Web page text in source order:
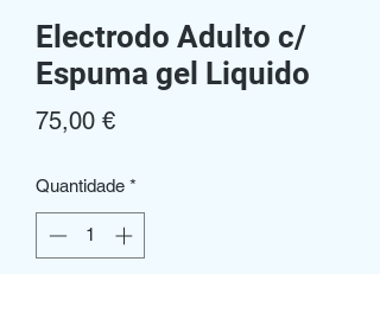
Electrodo Adulto c/
Espuma gel Liquido
75,00 €Preço
Quantidade *